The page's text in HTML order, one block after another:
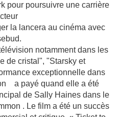
pour poursuivre une carrière
la lancera au cinéma avec
notamment dans les
de cristal", "Starsky et
exceptionnelle dans
a payé quand elle a été
de Sally Haines dans le
. Le film a été un succès